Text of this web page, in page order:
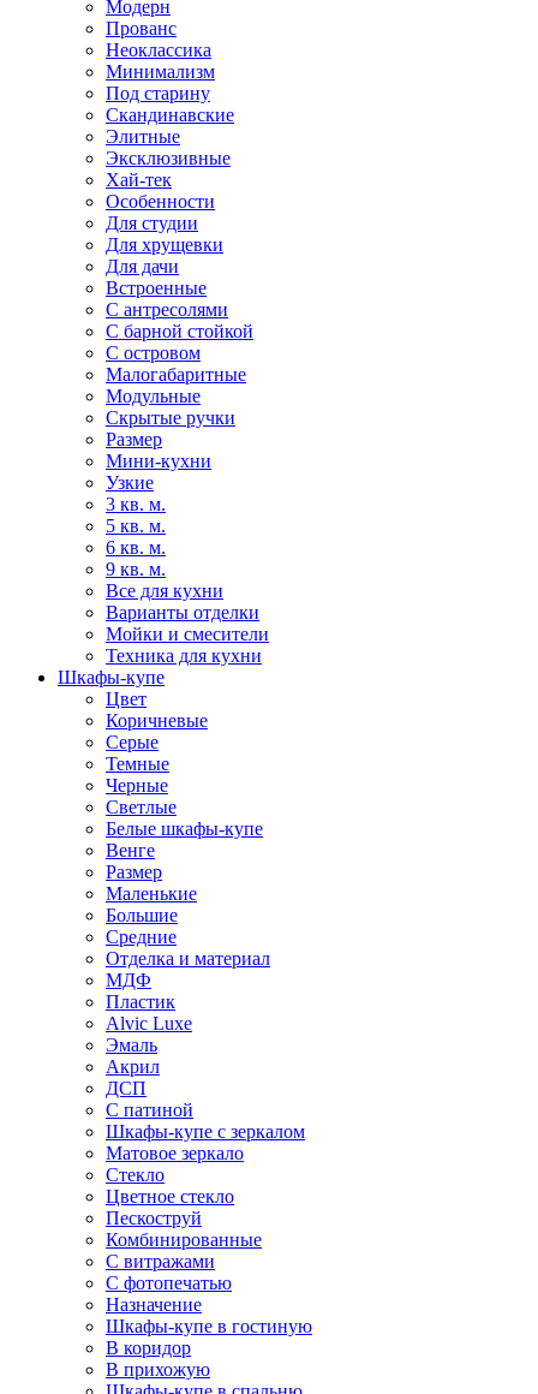
Модерн
Прованс
Неоклассика
Минимализм
Под старину
Скандинавские
Элитные
Эксклюзивные
Хай-тек
Особенности
Для студии
Для хрущевки
Для дачи
Встроенные
С антресолями
С барной стойкой
С островом
Малогабаритные
Модульные
Скрытые ручки
Размер
Мини-кухни
Узкие
3 кв. м.
5 кв. м.
6 кв. м.
9 кв. м.
Все для кухни
Варианты отделки
Мойки и смесители
Техника для кухни
Шкафы-купе
Цвет
Коричневые
Серые
Темные
Черные
Светлые
Белые шкафы-купе
Венге
Размер
Маленькие
Большие
Средние
Отделка и материал
МДФ
Пластик
Alvic Luxe
Эмаль
Акрил
ДСП
С патиной
Шкафы-купе с зеркалом
Матовое зеркало
Стекло
Цветное стекло
Пескоструй
Комбинированные
С витражами
С фотопечатью
Назначение
Шкафы-купе в гостиную
В коридор
В прихожую